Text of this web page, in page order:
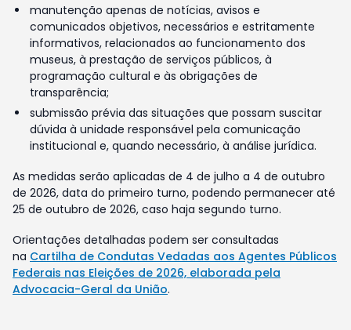
manutenção apenas de notícias, avisos e
comunicados objetivos, necessários e estritamente
informativos, relacionados ao funcionamento dos
museus, à prestação de serviços públicos, à
programação cultural e às obrigações de
transparência;
submissão prévia das situações que possam suscitar
dúvida à unidade responsável pela comunicação
institucional e, quando necessário, à análise jurídica.
As medidas serão aplicadas de 4 de julho a 4 de outubro
de 2026, data do primeiro turno, podendo permanecer até
25 de outubro de 2026, caso haja segundo turno.
Orientações detalhadas podem ser consultadas
na Cartilha de Condutas Vedadas aos Agentes Públicos
Federais nas Eleições de 2026, elaborada pela
Advocacia-Geral da União.